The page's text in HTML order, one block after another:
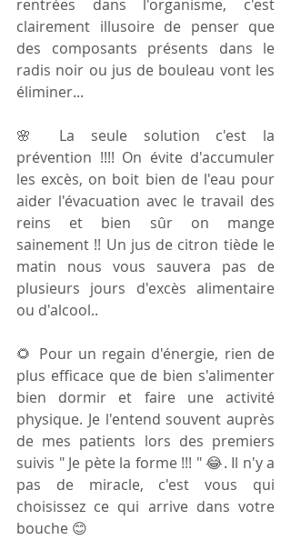
rentrées dans l'organisme, c'est
clairement illusoire de penser que
des composants présents dans le
radis noir ou jus de bouleau vont les
éliminer...
🌸 La seule solution c'est la
prévention !!!! On évite d'accumuler
les excès, on boit bien de l'eau pour
aider l'évacuation avec le travail des
reins et bien sûr on mange
sainement !! Un jus de citron tiède le
matin nous vous sauvera pas de
plusieurs jours d'excès alimentaire
ou d'alcool..
🌻 Pour un regain d'énergie, rien de
plus efficace que de bien s'alimenter
bien dormir et faire une activité
physique. Je l'entend souvent auprès
de mes patients lors des premiers
suivis " Je pète la forme !!! " 😂. Il n'y a
pas de miracle, c'est vous qui
choisissez ce qui arrive dans votre
bouche 😊